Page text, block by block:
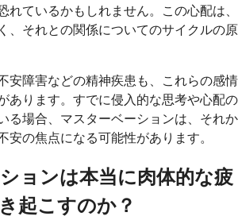
れているかもしれません。この心配は、
、それとの関係についてのサイクルの原
安障害などの精神疾患も、これらの感情
あります。すでに侵入的な思考や心配の
る場合、マスターベーションは、それか
安の焦点になる可能性があります。
ョンは本当に肉体的な疲
起こすのか？